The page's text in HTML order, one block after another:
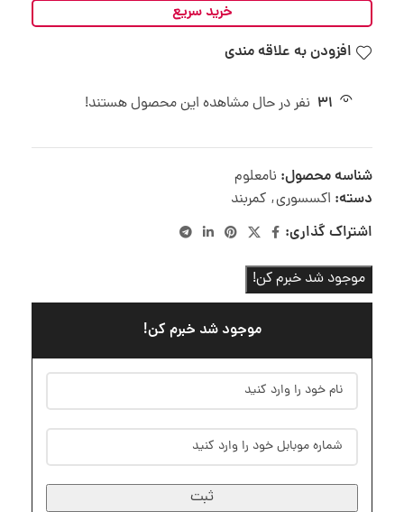
خرید سریع
افزودن به علاقه مندی
31 نفر در حال مشاهده این محصول هستند!
شناسه محصول: نامعلوم
دسته: اکسسوری, کمربند
اشتراک گذاری:
موجود شد خبرم کن!
موجود شد خبرم کن!
ثبت